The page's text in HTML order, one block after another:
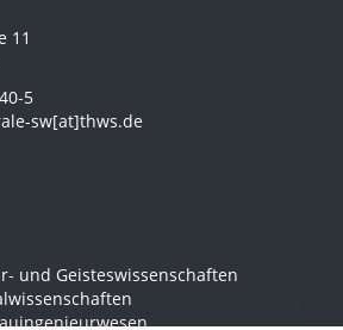
11
5
sw[at]thws.de
und Geisteswissenschaften